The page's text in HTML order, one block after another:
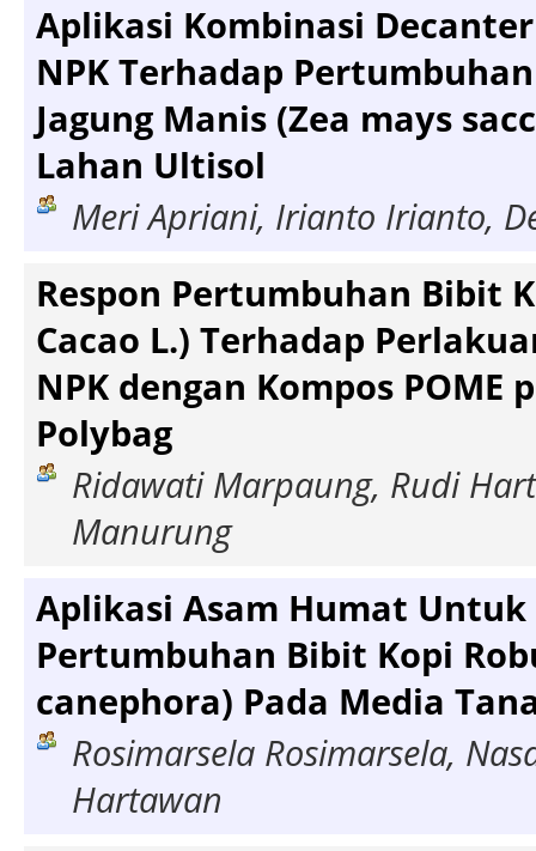
Aplikasi Kombinasi
NPK Terhadap
Jagung Manis (Zea mays
Lahan Ultisol
Meri Apriani, Irianto Irianto,
Respon Pertumbuhan Bibit
Cacao L.) Terhadap
NPK dengan Kompos
Polybag
Ridawati Marpaung, Rudi
Manurung
Aplikasi Asam Humat
Pertumbuhan Bibit Kopi
canephora) Pada Media
Rosimarsela Rosimarsela,
Hartawan